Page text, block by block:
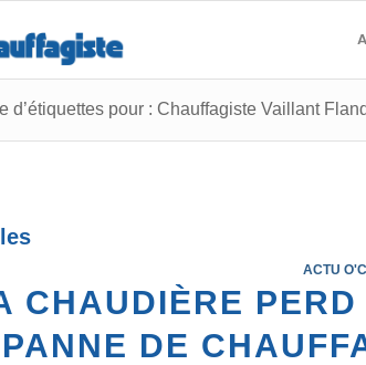
d’étiquettes pour : Chauffagiste Vaillant
ACTU
CHAUDIÈRE
PANNE DE